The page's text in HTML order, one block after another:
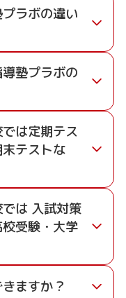
ページより簡単にお
しく説明させていた
からお気軽にお問
授業料を問い合わせる
ランをご提示します。
分）～
分）～
分）～
ます。
り講習や祝日などに
ラボの違い
対して授業を行う学
となりますが、プラ
わせて個別に指導
塾プラボの
2人まで」の指導で、
る塾です。自信が
の成績保証」は、
ております。
は定期テス
テストな
吉中・江原中・江
テスト対策に特化し
人に生徒2人までの
は 入試対策
受験・大学
ど実施しておりま
ますか？